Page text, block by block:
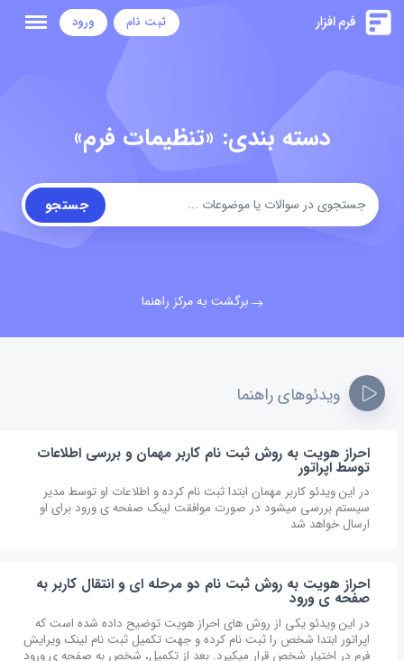
ثبت نام ورود
دسته بندی: «تنظیمات فرم»
جستجو
برگشت به مرکز راهنما
ویدئوهای راهنما
احراز هویت به روش ثبت نام کاربر مهمان و بررسی اطلاعات
توسط اپراتور
در این ویدئو کاربر مهمان ابتدا ثبت نام کرده و اطلاعات او توسط مدیر
سیستم بررسی میشود در صورت موافقت لینک صفحه ی ورود برای او
ارسال خواهد شد
احراز هویت به روش ثبت نام دو مرحله ای و انتقال کاربر به
صفحه ی ورود
در این ویدئو یکی از روش های احراز هویت توضیح داده شده است که
اپراتور ابتدا شخص را ثبت نام کرده و جهت تکمیل ثبت نام لینک ویرایش
فرم در اختیار شخص قرار میکیرد. بعد از تکمیل، شخص به صفحه ی ورود